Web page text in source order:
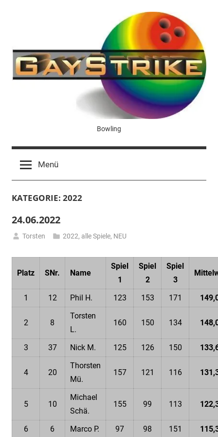
Bowling
Menü
KATEGORIE: 2022
24.06.2022
Juni
2022
Torsten 2022, alle Spiele, NEU
Platz SNr. Name
Spiel
1
Spiel
2
Spiel
3
1 12 Phil H. 123 153 171
2 8
Torsten
L.
160 150 134
3 37 Nick M. 125 126 150
4 20
Thorsten
Mü.
157 121 116
5 10
Michael
Schä.
155 99 113
6 6 Marco P. 97 98 151